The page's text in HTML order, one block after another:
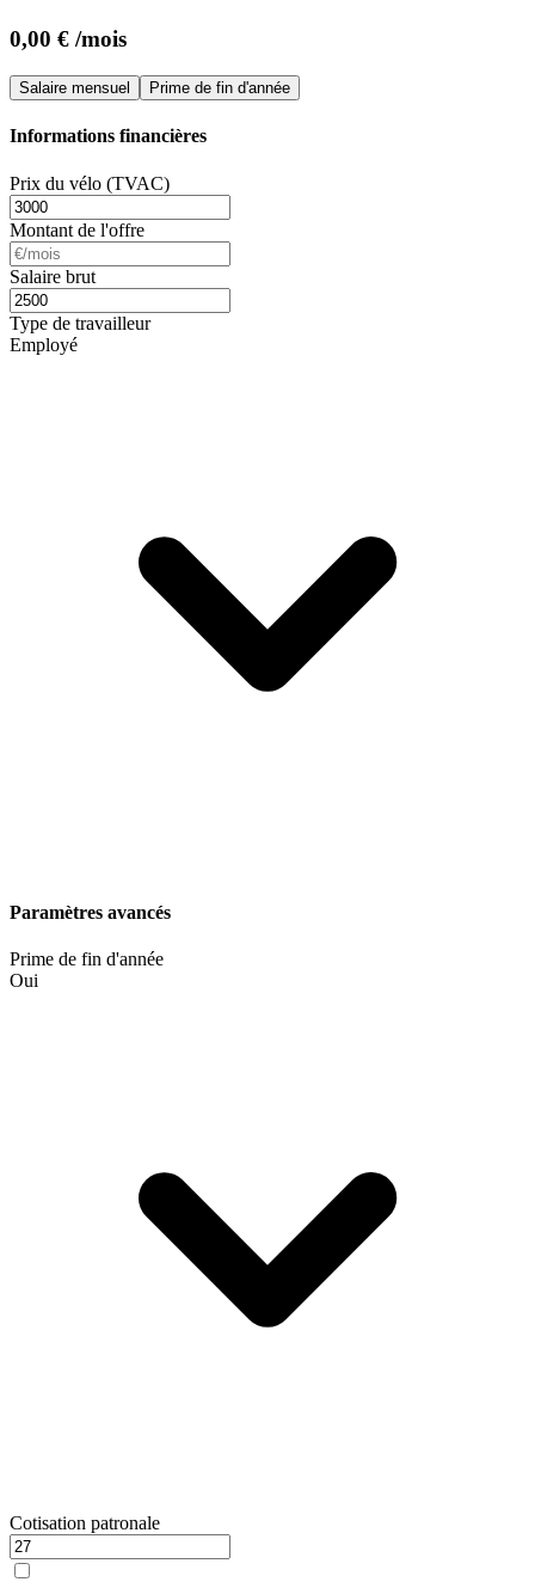
0,00 € /mois
Salaire mensuel Prime de fin d'année
Informations financières
Prix du vélo (TVAC)
Montant de l'offre
Salaire brut
Type de travailleur
Employé
Paramètres avancés
Prime de fin d'année
Oui
Cotisation patronale